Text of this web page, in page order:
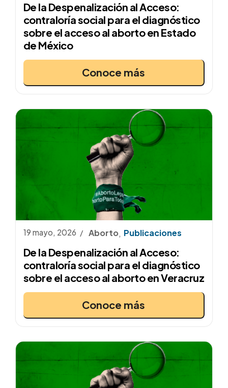
De la Despenalización al Acceso:
contraloría social para el diagnóstico
sobre el acceso al aborto en Estado
de México
Conoce más
De la Despenalización al Acceso:
contraloría social para el diagnóstico
sobre el acceso al aborto en Veracruz
19 mayo, 2026 Aborto Publicaciones
Conoce más